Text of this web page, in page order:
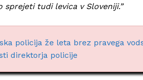
tudi levica v Sloveniji.”
policija že leta brez pravega
direktorja policije